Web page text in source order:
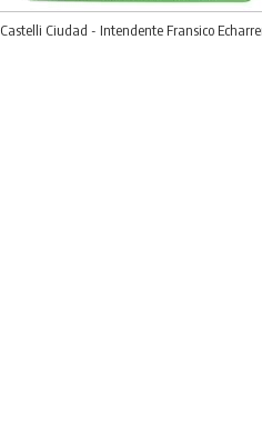
Castelli Ciudad - Intendente Fransico